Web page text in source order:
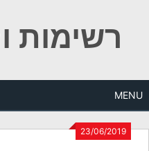
contentרשימות
MENU
23/06/2019